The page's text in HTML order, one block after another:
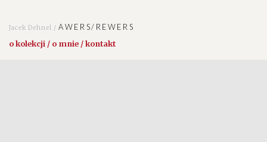
Jacek Dehnel /AWERS/REWERS
o kolekcji / o mnie / kontakt